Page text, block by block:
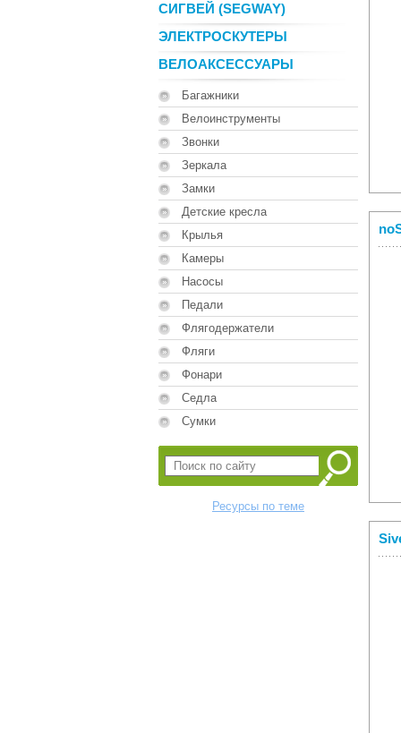
СИГВЕЙ (SEGWAY)
ЭЛЕКТРОСКУТЕРЫ
ВЕЛОАКСЕССУАРЫ
Багажники
Велоинструменты
Звонки
Зеркала
Замки
Детские кресла
Крылья
Камеры
Насосы
Педали
Флягодержатели
Фляги
Фонари
Седла
Сумки
Ресурсы по теме